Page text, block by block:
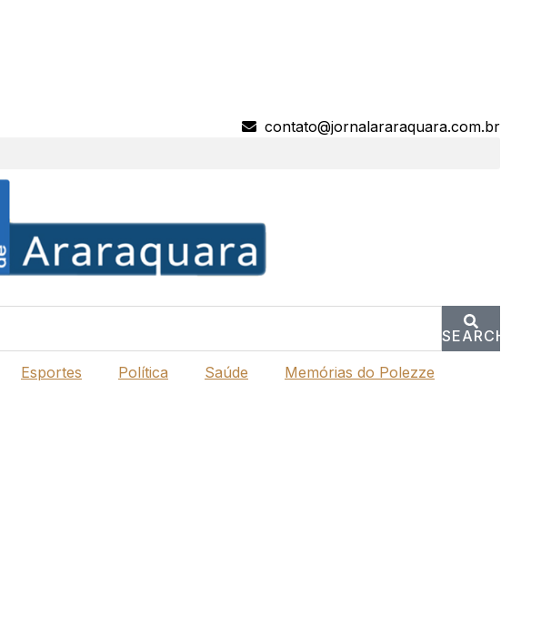
contato@jornalararaquara.com.br
SEARCH
Esportes Política Saúde
Memórias do Polezze